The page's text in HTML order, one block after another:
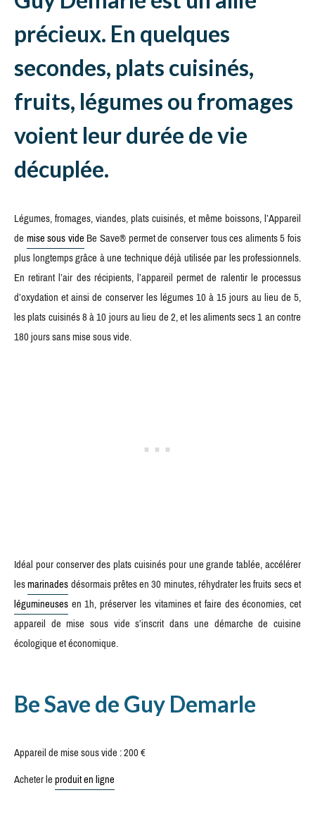
précieux. En quelques
secondes, plats cuisinés,
fruits, légumes ou fromages
voient leur durée de vie
décuplée.
Légumes, fromages, viandes, plats cuisinés, et même boissons, l’Appareil
demise sous videBe Save® permet de conserver tous ces aliments 5 fois
plus longtemps grâce à une technique déjà utilisée par les professionnels.
En retirant l’air des récipients, l’appareil permet de ralentir le processus
d’oxydation et ainsi de conserver les légumes 10 à 15 jours au lieu de 5,
les plats cuisinés 8 à 10 jours au lieu de 2, et les aliments secs 1 an contre
180 jours sans mise sous vide.
Idéal pour conserver des plats cuisinés pour une grande tablée, accélérer
lesmarinadesdésormais prêtes en 30 minutes, réhydrater les fruits secs et
légumineusesen 1h, préserver les vitamines et faire des économies, cet
appareil de mise sous vide s’inscrit dans une démarche de cuisine
écologique et économique.
Be Save de Guy Demarle
Appareil de mise sous vide : 200 €
Acheter leproduit en ligne